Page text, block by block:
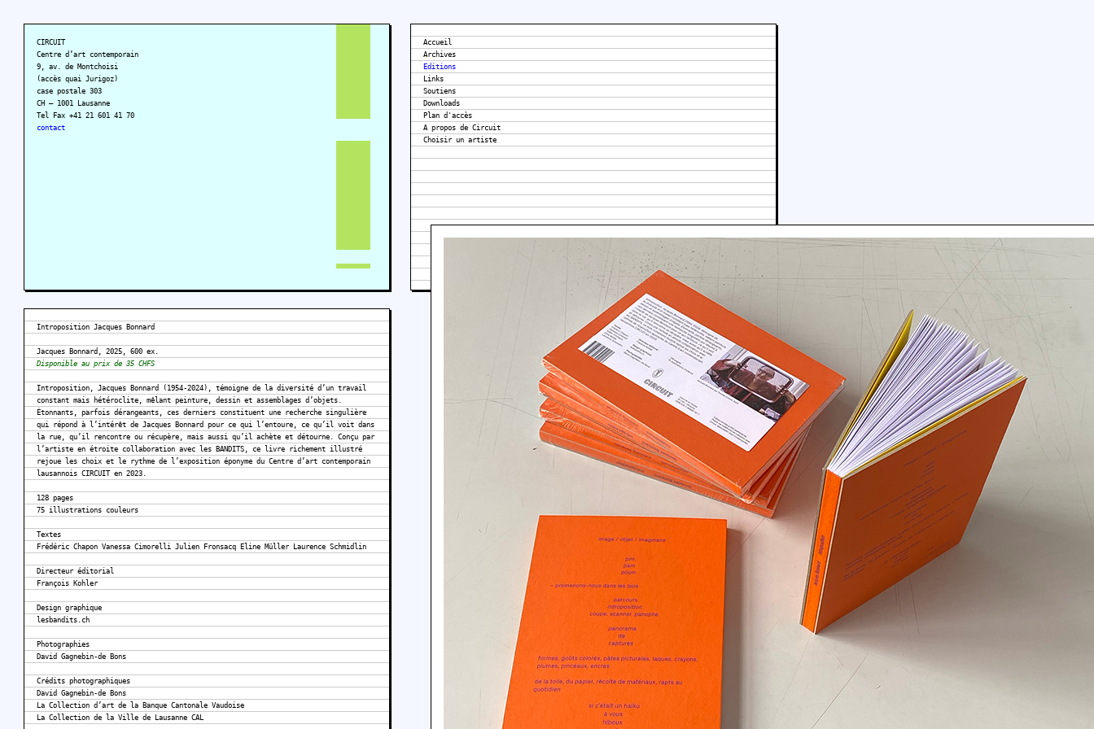
CIRCUIT
Centre d’art contemporain
9, av. de Montchoisi
(accès quai Jurigoz)
case postale 303
CH – 1001 Lausanne
Tel Fax +41 21 601 41 70
contact
Accueil
Archives
Editions
Links
Soutiens
Downloads
Plan d'accès
A propos de Circuit
Introposition Jacques Bonnard
Jacques Bonnard, 2025, 600 ex.
Disponible au prix de 35 CHFS
Introposition, Jacques Bonnard (1954-2024), témoigne de la diversité d’un travail
constant mais hétéroclite, mêlant peinture, dessin et assemblages d’objets.
Étonnants, parfois dérangeants, ces derniers constituent une recherche singulière
qui répond à l’intérêt de Jacques Bonnard pour ce qui l’entoure, ce qu’il voit dans
la rue, qu’il rencontre ou récupère, mais aussi qu’il achète et détourne. Conçu par
l’artiste en étroite collaboration avec les BANDITS, ce livre richement illustré
rejoue les choix et le rythme de l’exposition éponyme du Centre d’art contemporain
lausannois CIRCUIT en 2023.
128 pages
75 illustrations couleurs
Textes
Frédéric Chapon Vanessa Cimorelli Julien Fronsacq Eline Müller Laurence Schmidlin
Directeur éditorial
François Kohler
Design graphique
lesbandits.ch
Photographies
David Gagnebin-de Bons
Crédits photographiques
David Gagnebin-de Bons
La Collection d’art de la Banque Cantonale Vaudoise
La Collection de la Ville de Lausanne CAL